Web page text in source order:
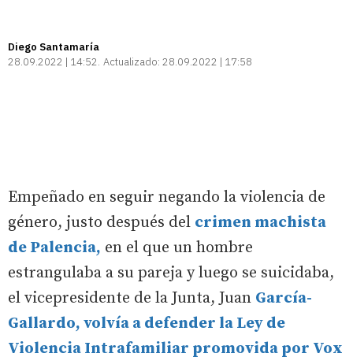
Diego Santamaría
28.09.2022 | 14:52 Actualizado: 28.09.2022 | 17:58
Empeñado en seguir negando la violencia de
género, justo después del crimen machista
de Palencia, en el que un hombre
estrangulaba a su pareja y luego se suicidaba,
el vicepresidente de la Junta, Juan García-
Gallardo, volvía a defender la Ley de
Violencia Intrafamiliar promovida por Vox